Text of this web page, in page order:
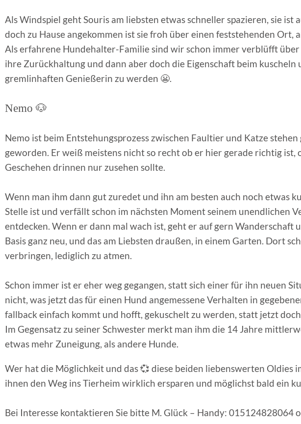
Als Windspiel geht Souris am liebsten etwas schneller spazieren, sie ist
doch zu Hause angekommen ist sie froh über einen feststehenden Ort,
Als erfahrene Hundehalter-Familie sind wir schon immer verblüfft
ihre Zurückhaltung und dann aber doch die Eigenschaft beim
gremlinhaften Genießerin zu werden 😬.
Nemo 🐶
Nemo ist beim Entstehungsprozess zwischen Faultier und Katze
geworden. Er weiß meistens nicht so recht ob er hier gerade richtig
Geschehen drinnen nur zusehen sollte.
Wenn man ihm dann gut zuredet und ihn am besten auch noch etwas
Stelle ist und verfällt schon im nächsten Moment seinem unendlichen
entdecken. Wenn er dann mal wach ist, geht er auf gern Wanderschaft
Basis ganz neu, und das am Liebsten draußen, in einem Garten. Dort
verbringen, lediglich zu atmen.
Schon immer ist er eher weg gegangen, statt sich einer für ihn neuen
nicht, was jetzt das für einen Hund angemessene Verhalten in
fallback einfach kommt und hofft, gekuschelt zu werden, statt jetzt
Im Gegensatz zu seiner Schwester merkt man ihm die 14 Jahre
etwas mehr Zuneigung, als andere Hunde.
Wer hat die Möglichkeit und das 💞 diese beiden liebenswerten Oldies
ihnen den Weg ins Tierheim wirklich ersparen und möglichst bald ein
Bei Interesse kontaktieren Sie bitte M. Glück – Handy: 015124828064